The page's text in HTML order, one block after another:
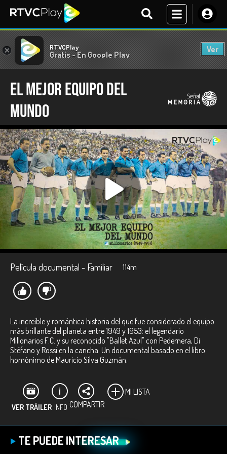
× RTVCPlay
Gratis - En Google Play
Ver
El mejor equipo del
mundo
Película documental - Familiar 114m
La increíble y romántica historia del que fue considerado el equipo
más brillante del planeta entre 1949 y 1953: el legendario
Millonarios F.C. y su reconocido "Ballet Azul" con Pedernera, Di
Stéfano y Rossi en la cancha. Un documental basado en el libro
homónimo de Mauricio Silva Guzmán.
VER TRÁILER INFO COMPARTIR
MI LISTA
Ficha técnica:
Directores:Mauricio Silva, Yesid Ricardo Vásquez.
TE PUEDE INTERESAR